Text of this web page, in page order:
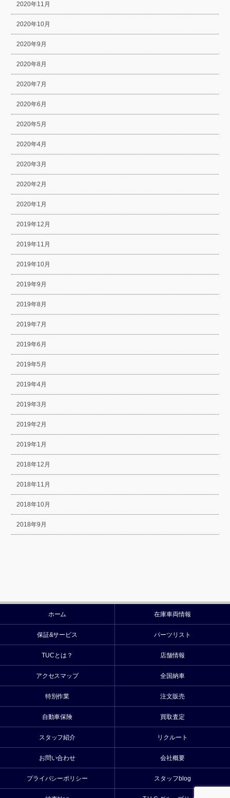
2020年11月
2020年10月
2020年9月
2020年8月
2020年7月
2020年6月
2020年5月
2020年4月
2020年3月
2020年2月
2020年1月
2019年12月
2019年11月
2019年10月
2019年9月
2019年8月
2019年7月
2019年6月
2019年5月
2019年4月
2019年3月
2019年2月
2019年1月
2018年12月
2018年11月
2018年10月
2018年9月
ホーム 在庫車両情報
保証&サービス パーツリスト
TUCとは？ 店舗情報
アクセスマップ 全国納車
特別作業 注文販売
自動車保険 買取査定
スタッフ紹介 リクルート
お問い合わせ 会社概要
プライバシーポリシー スタッフblog